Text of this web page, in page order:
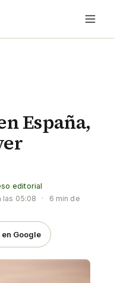
España,
editorial
las 05:08 ·
6 min de
Google